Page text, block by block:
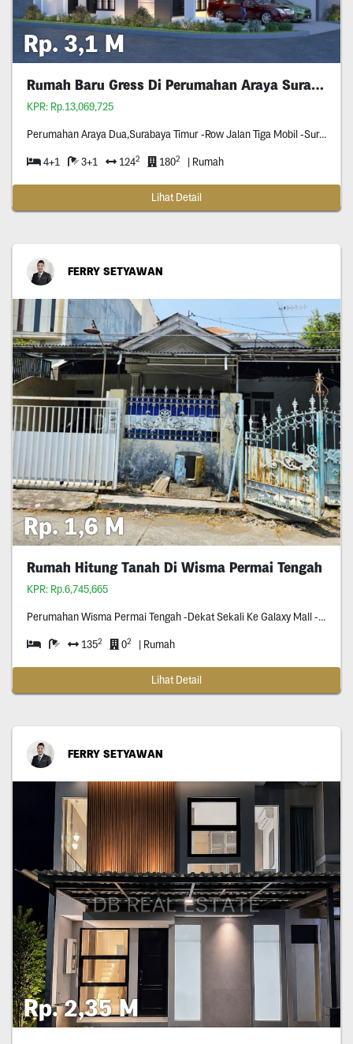
Rp. 3,1 M
Rumah Baru Gress Di Perumahan Araya Surabaya
KPR: Rp.13,069,725
Perumahan Araya Dua,Surabaya Timur -Row Jalan Tiga Mobil -Surat Shm -Hook (
4+1 3+1 1242 1802 | Rumah
Lihat Detail
FERRY SETYAWAN
Rp. 1,6 M
Rumah Hitung Tanah Di Wisma Permai Tengah
KPR: Rp.6,745,665
Perumahan Wisma Permai Tengah -Dekat Sekali Ke Galaxy Mall -Dekat Kampus C Unair -Surat Shm -Row Jalan Dua Setengah Mobil -
1352 02 | Rumah
Lihat Detail
FERRY SETYAWAN
Rp. 2,35 M